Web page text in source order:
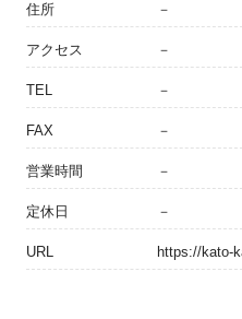
住所 －
アクセス －
TEL －
FAX －
営業時間 －
定休日 －
URL https://kato-